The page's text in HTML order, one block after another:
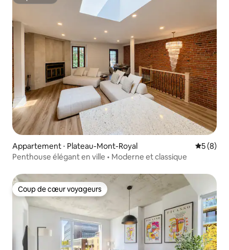
Appartement ⋅ Plateau-Mont-Royal
5 (8)
Penthouse élégant en ville • Moderne et classique
Coup de cœur voyageurs
Coup de cœur voyageurs